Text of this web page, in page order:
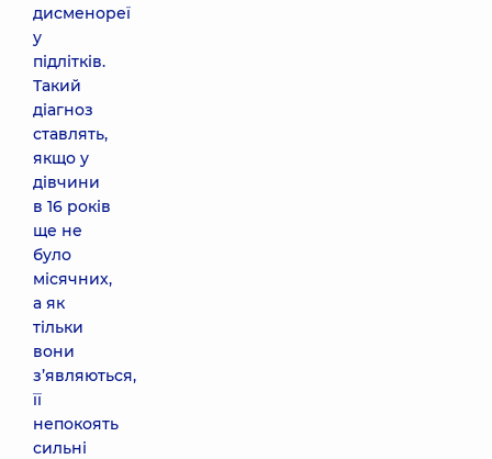
дисменореї
у
підлітків.
Такий
діагноз
ставлять,
якщо у
дівчини
в 16 років
ще не
було
місячних,
а як
тільки
вони
з’являються,
її
непокоять
сильні